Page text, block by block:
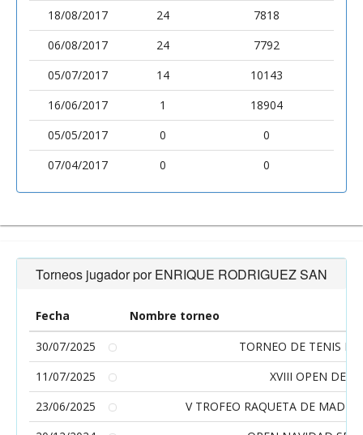
18/08/2017
24
7818
06/08/2017
24
7792
05/07/2017
14
10143
16/06/2017
1
18904
05/05/2017
0
0
07/04/2017
0 0
Torneos jugador por ENRIQUE RODRIGUEZ SAN
Fecha
Nombre torneo
30/07/2025
TORNEO DE TENIS
11/07/2025
XVIII OPEN DE
23/06/2025
V TROFEO RAQUETA DE